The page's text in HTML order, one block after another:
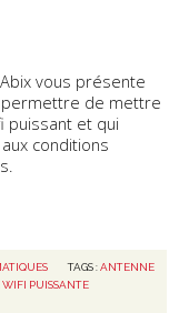
vous présente
permettre de mettre
puissant et qui
conditions
TAGS :ANTENNE
PUISSANTE